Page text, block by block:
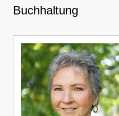
Buchhaltung